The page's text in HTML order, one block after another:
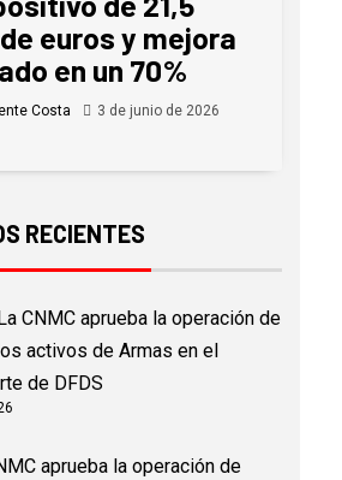
euros y mejora
en un 70%
Costa
3 de junio de 2026
RECIENTES
La CNMC aprueba la operación de
activos de Armas en el
de DFDS
aprueba la operación de